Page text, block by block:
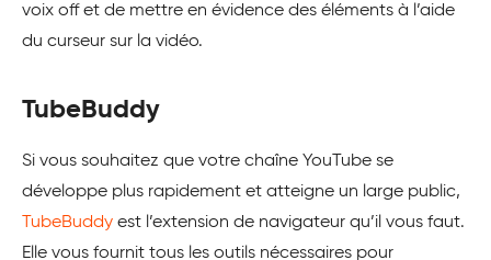
voix off et de mettre en évidence des éléments à l’aide
du curseur sur la vidéo.
TubeBuddy
Si vous souhaitez que votre chaîne YouTube se
développe plus rapidement et atteigne un large public,
TubeBuddy est l’extension de navigateur qu’il vous faut.
Elle vous fournit tous les outils nécessaires pour